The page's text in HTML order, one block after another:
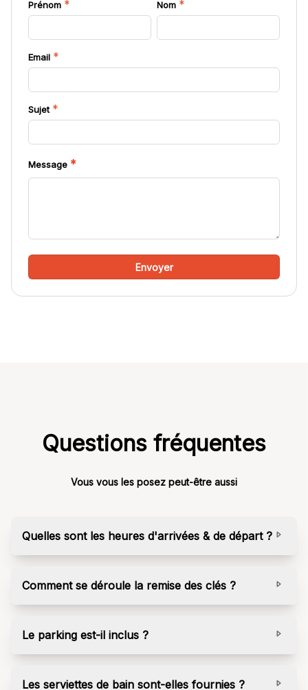
Prénom * Nom *
Email *
Sujet *
Message *
Envoyer
Questions fréquentes
Vous vous les posez peut-être aussi
Quelles sont les heures d'arrivées & de départ ?
partir de 17h et le checkout (départ de l’appartement)
Comment se déroule la remise des clés ?
remise des clés sans contact, nous avons mis en
Suite à votre réservation, vous recevez un code
Le parking est-il inclus ?
aux fiches appartement pour savoir si le parking est
Les serviettes de bain sont-elles fournies ?